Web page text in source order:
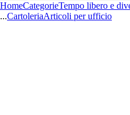
HomeCategorieTempo libero e
...CartoleriaArticoli per ufficio